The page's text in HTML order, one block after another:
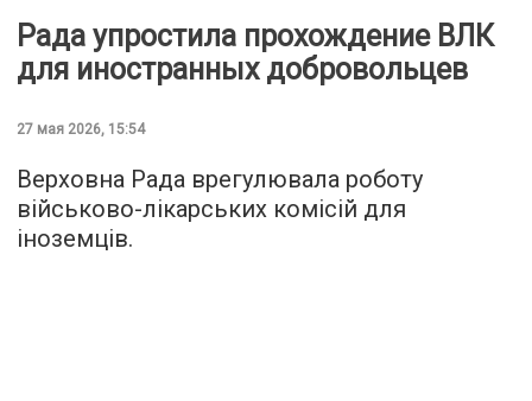
Рада упростила прохождение ВЛК
для иностранных добровольцев
27 мая 2026, 15:54
Верховна Рада врегулювала роботу
військово-лікарських комісій для
іноземців.